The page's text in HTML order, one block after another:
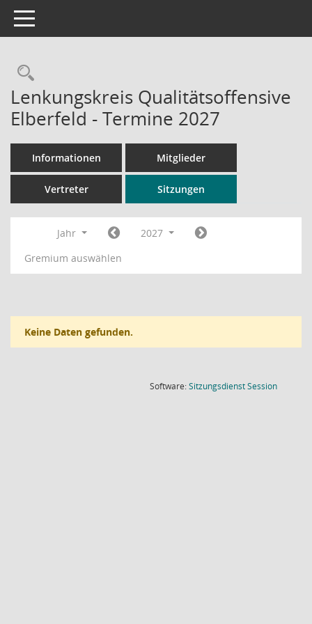
Toggle navigation
Rechercheauswahl
Lenkungskreis Qualitätsoffensive
Elberfeld - Termine 2027
Informationen Mitglieder
Vertreter Sitzungen
Jahr
2027
Gremium auswählen
Keine Daten gefunden.
Software:SitzungsdienstSession(Wird in